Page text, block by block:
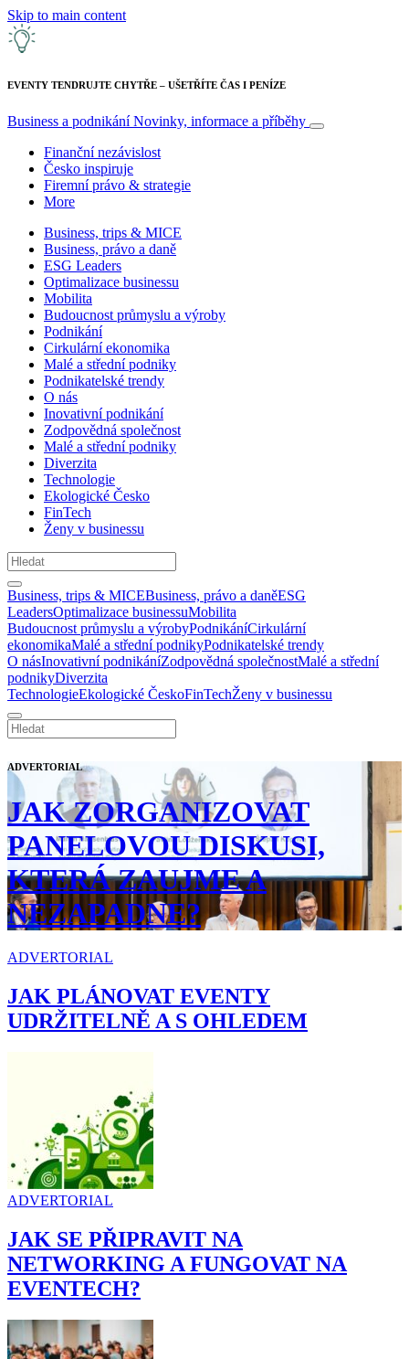
Skip to main content
EVENTY TENDRUJTE CHYTŘE – UŠETŘÍTE ČAS I PENÍZE
Business a podnikáníNovinky, informace a příběhy
Finanční nezávislost
Česko inspiruje
Firemní právo & strategie
More
Business, trips & MICE
Business, právo a daně
ESG Leaders
Optimalizace businessu
Mobilita
Budoucnost průmyslu a výroby
Podnikání
Cirkulární ekonomika
Malé a střední podniky
Podnikatelské trendy
O nás
Inovativní podnikání
Zodpovědná společnost
Malé a střední podniky
Diverzita
Technologie
Ekologické Česko
FinTech
Ženy v businessu
Business, trips & MICEBusiness, právo a daněESG
LeadersOptimalizace businessuMobilita
Budoucnost průmyslu a výrobyPodnikáníCirkulární
ekonomikaMalé a střední podnikyPodnikatelské trendy
O násInovativní podnikáníZodpovědná společnostMalé a střední
podnikyDiverzita
TechnologieEkologické ČeskoFinTechŽeny v businessu
ADVERTORIAL
JAK ZORGANIZOVAT
PANELOVOU DISKUSI,
KTERÁ ZAUJME A
NEZAPADNE?
ADVERTORIAL
JAK PLÁNOVAT EVENTY
UDRŽITELNĚ A S OHLEDEM
ADVERTORIAL
JAK SE PŘIPRAVIT NA
NETWORKING A FUNGOVAT NA
EVENTECH?